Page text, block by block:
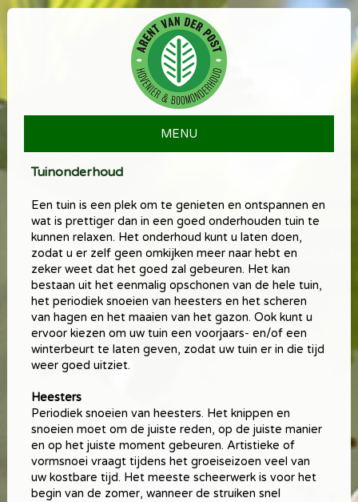
Skip
Arent van der Post
Hovenier & Boomonderhoud
MENU
Tuinonderhoud
Een tuin is een plek om te genieten en ontspannen en
wat is prettiger dan in een goed onderhouden tuin te
kunnen relaxen. Het onderhoud kunt u laten doen,
zodat u er zelf geen omkijken meer naar hebt en
zeker weet dat het goed zal gebeuren. Het kan
bestaan uit het eenmalig opschonen van de hele tuin,
het periodiek snoeien van heesters en het scheren
van hagen en het maaien van het gazon. Ook kunt u
ervoor kiezen om uw tuin een voorjaars- en/of een
winterbeurt te laten geven, zodat uw tuin er in die tijd
weer goed uitziet.
Heesters
Periodiek snoeien van heesters. Het knippen en
snoeien moet om de juiste reden, op de juiste manier
en op het juiste moment gebeuren. Artistieke of
vormsnoei vraagt tijdens het groeiseizoen veel van
uw kostbare tijd. Het meeste scheerwerk is voor het
begin van de zomer, wanneer de struiken snel